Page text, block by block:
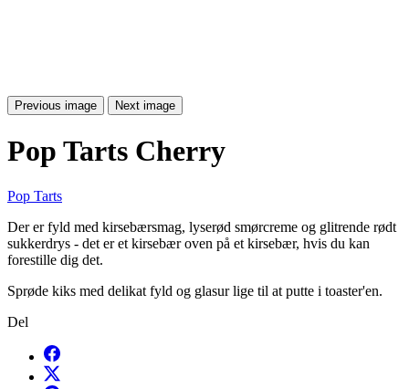
Previous image Next image
Pop Tarts Cherry
Pop Tarts
Der er fyld med kirsebærsmag, lyserød smørcreme og glitrende rødt
sukkerdrys - det er et kirsebær oven på et kirsebær, hvis du kan
forestille dig det.
Sprøde kiks med delikat fyld og glasur lige til at putte i toaster'en.
Del